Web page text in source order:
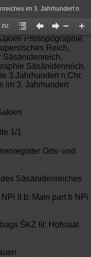
im 3. Jahrhundert n.
Zoom
Out
In
zu:
Gehe
zu:
Vorheriger
Artikel
Nächster
Artikel
Prosopographie,
Reich,
Sāsānidenreich,
Sāsānidenreich,
3.Jahrhundert n.Chr.
im 3. Jahrhundert
1/1
Orts- und
Sāsānidenreiches
II b: Main part b NPi
ŠKZ III: Hofstaat